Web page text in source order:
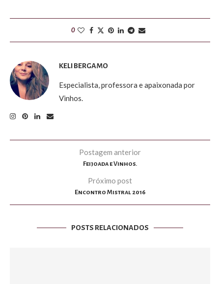
0
KELI BERGAMO
Especialista, professora e apaixonada por
Vinhos.
Postagem anterior
Feijoada e Vinhos.
Próximo post
Encontro Mistral 2016
POSTS RELACIONADOS